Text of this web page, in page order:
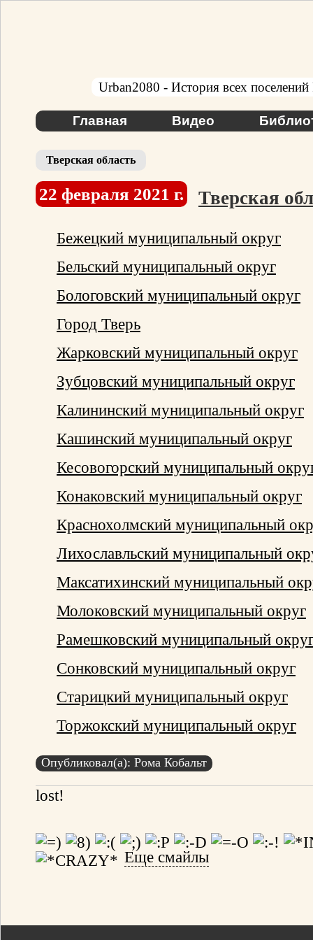
Urban2080 - История всех поселений
Главная Видео
Тверская область
22 февраля 2021 г. Тверская
Бежецкий муниципальный округ
Бельский муниципальный округ
Бологовский муниципальный округ
Город Тверь
Жарковский муниципальный округ
Зубцовский муниципальный округ
Калининский муниципальный округ
Кашинский муниципальный округ
Кесовогорский муниципальный
Конаковский муниципальный округ
Краснохолмский муниципальный
Лихославльский муниципальный
Максатихинский муниципальный
Молоковский муниципальный округ
Рамешковский муниципальный
Сонковский муниципальный округ
Старицкий муниципальный округ
Торжокский муниципальный округ
Опубликовал(а): Рома Кобальт
lost!
Еще смайлы